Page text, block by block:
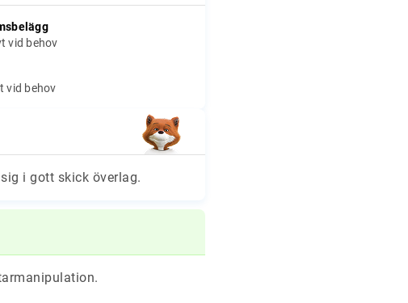
vid behov
vid behov
i gott skick överlag.